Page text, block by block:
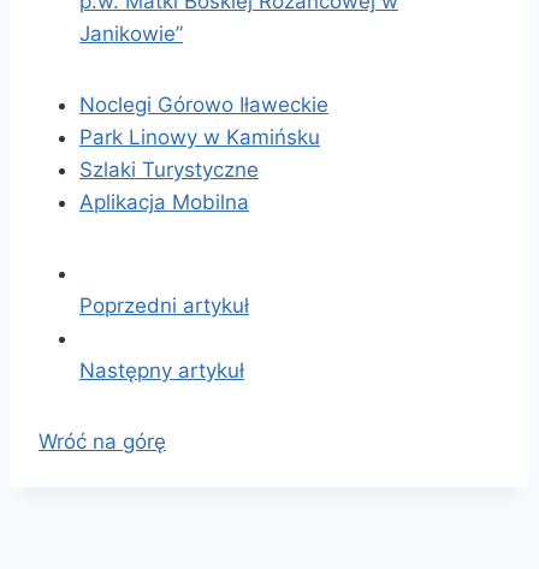
Janikowie”
Noclegi Górowo Iławeckie
Park Linowy w Kamińsku
Szlaki Turystyczne
Aplikacja Mobilna
Poprzedni artykuł
Następny artykuł
Wróć na górę